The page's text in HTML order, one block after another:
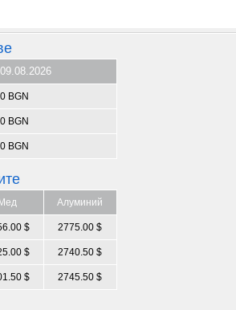
BGN
BGN
BGN
Мед Алуминий
$ 2775.00 $
$ 2740.50 $
$ 2745.50 $